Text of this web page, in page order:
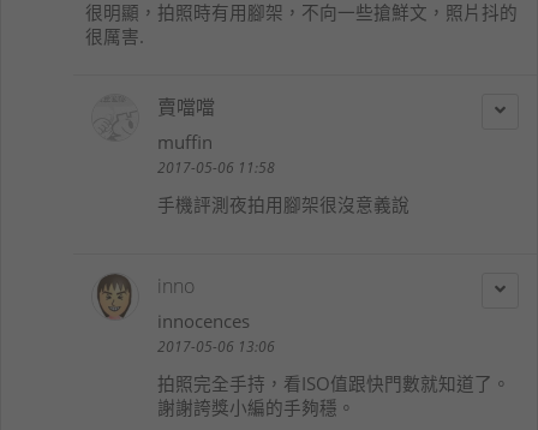
很明顯，拍照時有用腳架，不向一些搶鮮文，照片抖的
很厲害.
賣噹噹
muffin
2017-05-06 11:58
手機評測夜拍用腳架很沒意義說
inno
innocences
2017-05-06 13:06
拍照完全手持，看ISO值跟快門數就知道了。
謝謝誇獎小編的手夠穩。